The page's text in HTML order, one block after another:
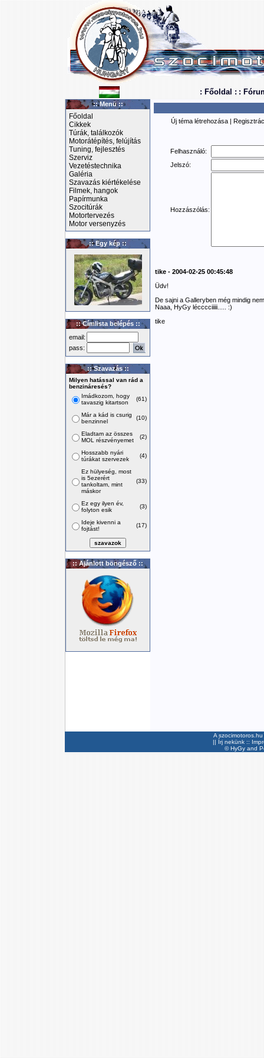
: Főoldal : :
:: Menü ::
Főoldal
Cikkek
Túrák, találkozók
Motorátépítés, felújítás
Tuning, fejlesztés
Szerviz
Vezetéstechnika
Galéria
Szavazás kiértékelése
Filmek, hangok
Papírmunka
Szocitúrák
Motortervezés
Motor versenyzés
:: Egy kép ::
:: Címlista belépés ::
email:
pass:
:: Szavazás ::
Milyen hatással van rád a
benzináresés?
Imádkozom, hogy
tavaszig kitartson
(61)
Már a kád is csurig
benzinnel
(10)
Eladtam az összes
MOL részvényemet
(2)
Hosszabb nyári
túrákat szervezek
(4)
Ez hülyeség, most
is 5ezerért
tankoltam, mint
máskor
(33)
Ez egy ilyen év,
folyton esik
(3)
Ideje kivenni a
fojtást!
(17)
:: Ajánlott böngésző ::
Új téma létrehozása |
Felhasználó:
Jelszó:
Hozzászólás:
tike - 2004-02-25 00:45:48
Üdv!
De sajni a Galleryben még mindig
Naaa, HyGy lécccciiiii..... :)
tike
A
|| Írj nekünk ::
©HyGyand